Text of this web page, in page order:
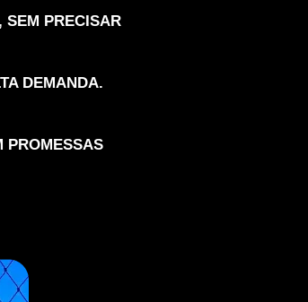
, SEM PRECISAR
DEMANDA.
PROMESSAS